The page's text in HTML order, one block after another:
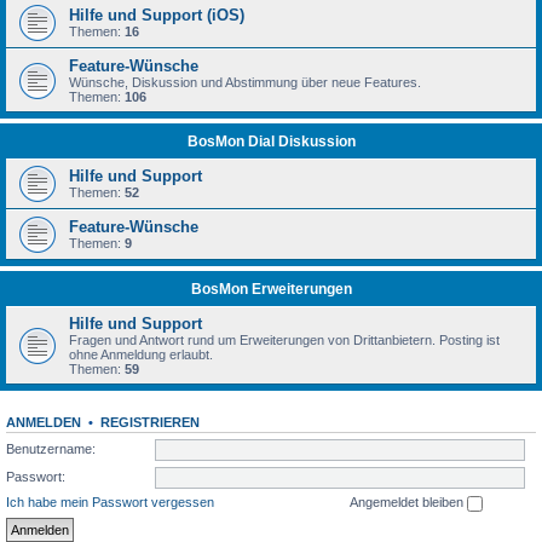
Hilfe und Support (iOS)
Themen: 16
Feature-Wünsche
Wünsche, Diskussion und Abstimmung über neue Features.
Themen: 106
BosMon Dial Diskussion
Hilfe und Support
Themen: 52
Feature-Wünsche
Themen: 9
BosMon Erweiterungen
Hilfe und Support
Fragen und Antwort rund um Erweiterungen von Drittanbietern. Posting ist
ohne Anmeldung erlaubt.
Themen: 59
ANMELDEN • REGISTRIEREN
Benutzername:
Passwort:
Ich habe mein Passwort vergessen
Angemeldet bleiben